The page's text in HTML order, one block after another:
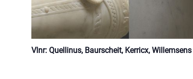
Vlnr: Quellinus, Baurscheit, Kerricx, Willemsens